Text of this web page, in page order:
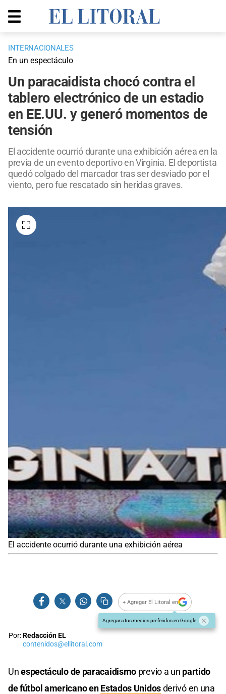
INTERNACIONALES
En un espectáculo
Un paracaidista chocó contra el
tablero electrónico de un estadio
en EE.UU. y generó momentos de
tensión
El accidente ocurrió durante una exhibición aérea en la
previa de un evento deportivo en Virginia. El deportista
quedó colgado del marcador tras ser desviado por el
viento, pero fue rescatado sin heridas graves.
El accidente ocurrió durante una exhibición aérea
+ Agregar El Litoral en
Agregar a tus medios preferidos en Google
Por:Redacción EL
contenidos@ellitoral.com
Unespectáculo de paracaidismo previo a un partido
de fútbol americano enEstados Unidosderivó en una